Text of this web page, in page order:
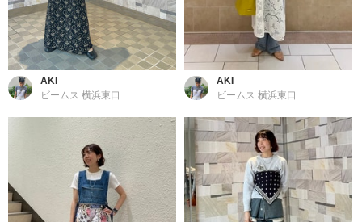
AKI
ビームス 横浜東口
AKI
ビームス 横浜東口